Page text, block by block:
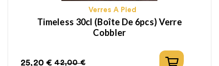
Verres A Pied
Timeless 30cl (boîte De 6pcs) Verre
Cobbler
25,20 € 42,00 €